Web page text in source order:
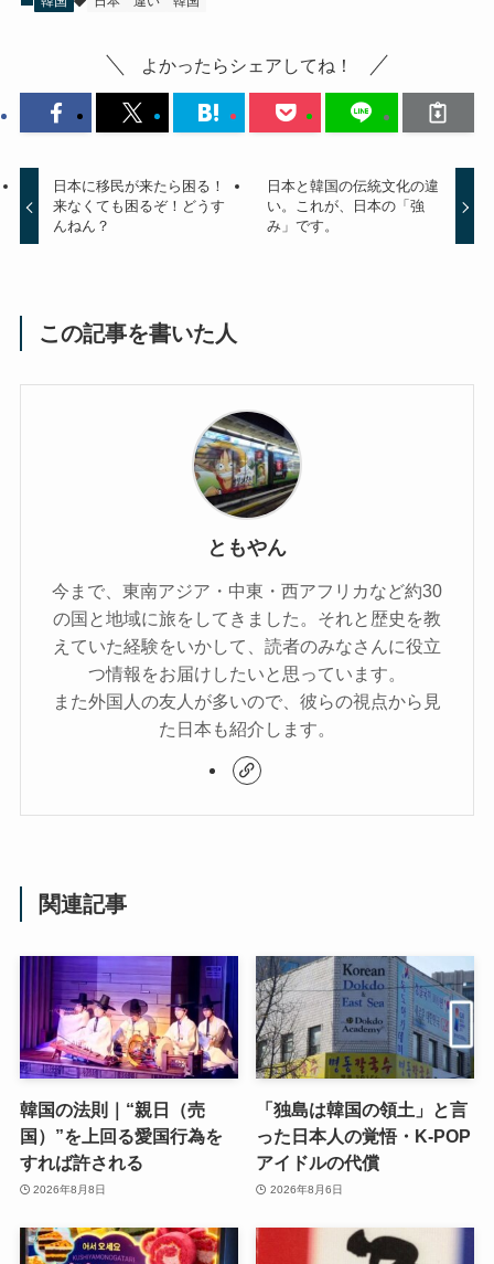
よかったらシェアしてね！
日本に移民が来たら困る！
来なくても困るぞ！どうす
んねん？
日本と韓国の伝統文化の違
い。これが、日本の「強
み」です。
この記事を書いた人
ともやん
今まで、東南アジア・中東・西アフリカなど約30
の国と地域に旅をしてきました。それと歴史を教
えていた経験をいかして、読者のみなさんに役立
つ情報をお届けしたいと思っています。
また外国人の友人が多いので、彼らの視点から見
た日本も紹介します。
関連記事
韓国の法則｜“親日（売
国）”を上回る愛国行為を
すれば許される
2026年8月8日
「独島は韓国の領土」と言
った日本人の覚悟・K-POP
アイドルの代償
2026年8月6日